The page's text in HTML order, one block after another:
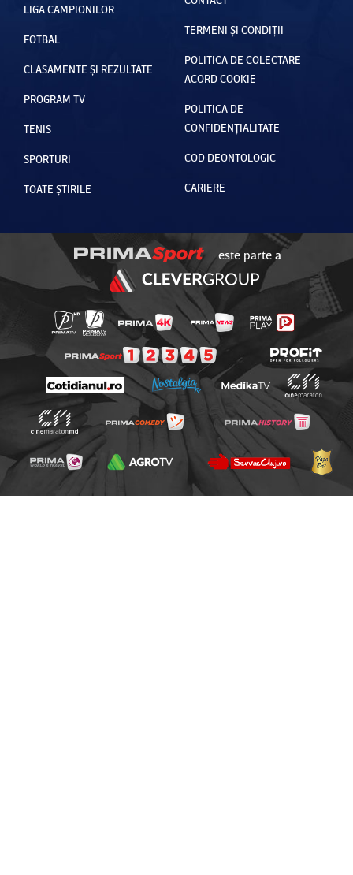
LIGA CAMPIONILOR
FOTBAL
CLASAMENTE ȘI REZULTATE
PROGRAM TV
TENIS
SPORTURI
TOATE ȘTIRILE
TERMENI ȘI CONDIȚII
POLITICA DE COLECTARE
ACORD COOKIE
POLITICA DE
CONFIDENȚIALITATE
COD DEONTOLOGIC
CARIERE
este parte a